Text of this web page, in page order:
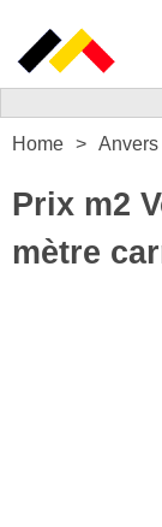
Home Anvers
Prix m2
mètre